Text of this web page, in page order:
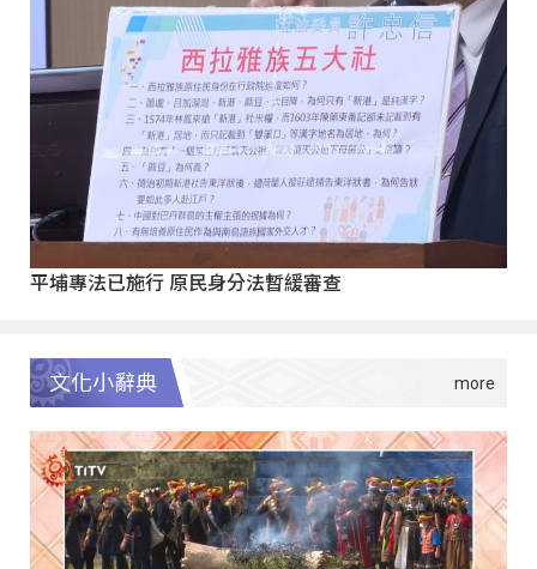
平埔專法已施行 原民身分法暫緩審查
文化小辭典